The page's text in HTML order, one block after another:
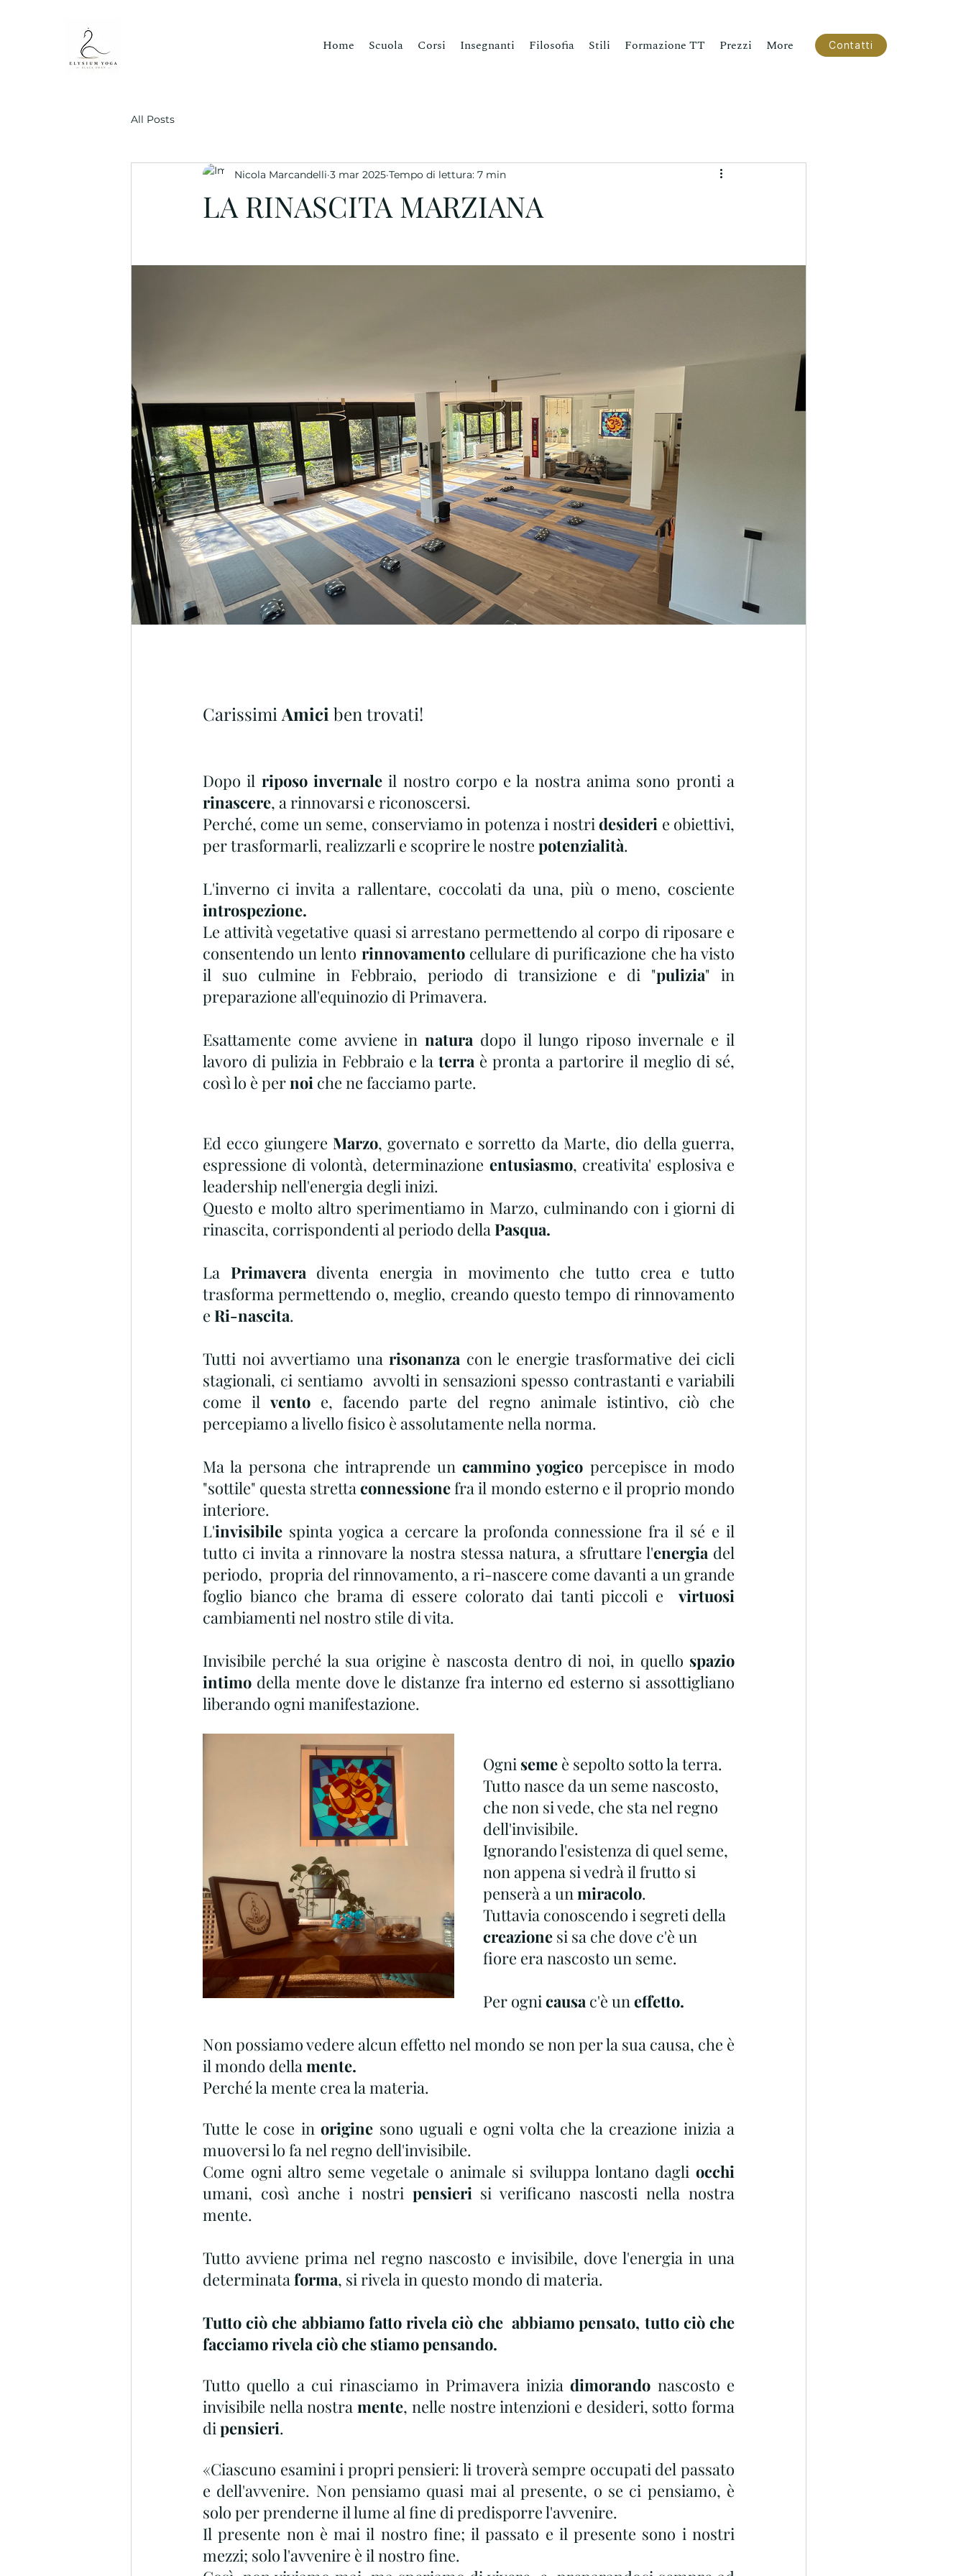
Home Scuola Corsi Insegnanti Filosofia Stili Formazione TT Prezzi More Contatti
All Posts
LA RINASCITA MARZIANA
Nicola Marcandelli 3 mar 2025 Tempo di lettura: 7 min
Carissimi Amici ben trovati!
Dopo il riposo invernale
rinascere, a rinnovarsi e riconoscersi.
Perché, come un seme, conserviamo in potenza i nostri desideri e obiettivi,
per trasformarli, realizzarli e scoprire le nostre potenzialità.
introspezione.
Le attività vegetative quasi si arrestano permettendo al corpo di riposare e
consentendo un lento rinnovamento cellulare di purificazione che ha visto
il suo culmine in Febbraio, periodo di transizione e di "pulizia" in
preparazione all'equinozio di Primavera.
Esattamente come avviene in natura dopo il lungo riposo invernale e il
lavoro di pulizia in Febbraio e la terra è pronta a partorire il meglio di sé,
così lo è per noi che ne facciamo parte.
Ed ecco giungere Marzo, governato e sorretto da Marte, dio della guerra,
espressione di volontà, determinazione entusiasmo, creativita' esplosiva e
leadership nell'energia degli inizi.
Questo e molto altro sperimentiamo in Marzo, culminando con i giorni di
rinascita, corrispondenti al periodo della Pasqua.
La Primavera diventa energia in movimento che tutto crea e tutto
trasforma permettendo o, meglio, creando questo tempo di rinnovamento
e Ri-nascita.
Tutti noi avvertiamo una risonanza con le energie trasformative dei cicli
stagionali, ci sentiamo  avvolti in sensazioni spesso contrastanti e variabili
come il vento e, facendo parte del regno animale istintivo, ciò che
percepiamo a livello fisico è assolutamente nella norma.
Ma la persona che intraprende un cammino yogico percepisce in modo
"sottile" questa stretta connessione fra il mondo esterno e il proprio mondo
interiore.
L'invisibile spinta yogica a cercare la profonda connessione fra il sé e il
tutto ci invita a rinnovare la nostra stessa natura, a sfruttare l'energia del
periodo,  propria del rinnovamento, a ri-nascere come davanti a un grande
foglio bianco che brama di essere colorato dai tanti piccoli e virtuosi
cambiamenti nel nostro stile di vita.
Invisibile perché la sua origine è nascosta dentro di noi, in quello spazio
intimo della mente dove le distanze fra interno ed esterno si assottigliano
liberando ogni manifestazione.
Ogni seme è sepolto sotto la terra.
Tutto nasce da un seme nascosto,
che non si vede, che sta nel regno
dell'invisibile.
Ignorando l'esistenza di quel seme,
non appena si vedrà il frutto si
penserà a un miracolo.
Tuttavia conoscendo i segreti della
creazione si sa che dove c'è un
fiore era nascosto un seme.
Per ogni causa c'è un effetto.
Non possiamo vedere alcun effetto nel mondo se non per la sua causa, che è
il mondo della mente.
Perché la mente crea la materia.
Tutte le cose in origine sono uguali e ogni volta che la creazione inizia a
muoversi lo fa nel regno dell'invisibile.
Come ogni altro seme vegetale o animale si sviluppa lontano dagli occhi
umani, così anche i nostri pensieri si verificano nascosti nella nostra
mente.
Tutto avviene prima nel regno nascosto e invisibile, dove l'energia in una
determinata forma, si rivela in questo mondo di materia.
Tutto ciò che abbiamo fatto rivela ciò che  abbiamo pensato, tutto ciò che
facciamo rivela ciò che stiamo pensando.
Tutto quello a cui rinasciamo in Primavera inizia dimorando nascosto e
invisibile nella nostra mente, nelle nostre intenzioni e desideri, sotto forma
di pensieri.
«Ciascuno esamini i propri pensieri: li troverà sempre occupati del passato
e dell'avvenire. Non pensiamo quasi mai al presente, o se ci pensiamo, è
solo per prenderne il lume al fine di predisporre l'avvenire.
Il presente non è mai il nostro fine; il passato e il presente sono i nostri
mezzi; solo l'avvenire è il nostro fine.